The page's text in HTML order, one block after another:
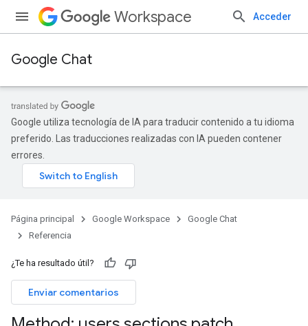
Workspace Acceder
Google Chat
Google utiliza tecnología de IA para traducir contenido a tu idioma
preferido. Las traducciones realizadas con IA pueden contener
errores.
Página principal Google Workspace
Google Chat
Referencia
¿Te ha resultado útil?
Enviar comentarios